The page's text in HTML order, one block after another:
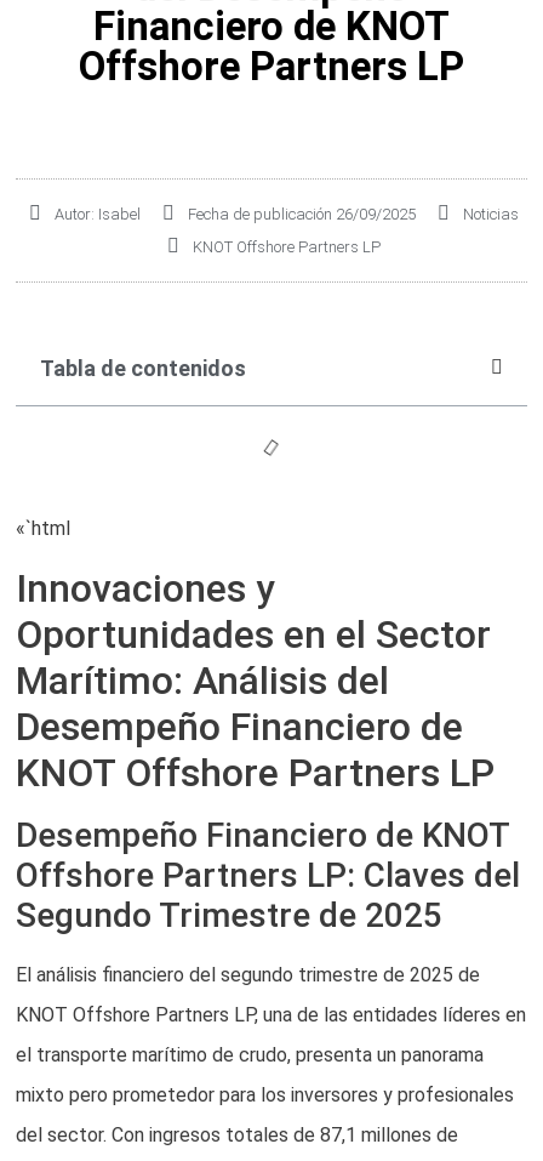
Financiero de KNOT
Offshore Partners LP
Autor: Isabel Fecha de publicación 26/09/2025
Noticias
KNOT Offshore Partners LP
Tabla de contenidos
«`html
Innovaciones y
Oportunidades en el Sector
Marítimo: Análisis del
Desempeño Financiero de
KNOT Offshore Partners LP
Desempeño Financiero de KNOT
Offshore Partners LP: Claves del
Segundo Trimestre de 2025
El análisis financiero del segundo trimestre de 2025 de
KNOT Offshore Partners LP, una de las entidades líderes en
el transporte marítimo de crudo, presenta un panorama
mixto pero prometedor para los inversores y profesionales
del sector. Con ingresos totales de 87,1 millones de